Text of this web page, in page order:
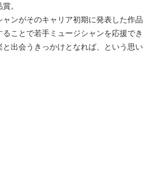
。
ンがそのキャリア初期に発表した作品
ことで若手ミュージシャンを応援でき
出会うきっかけとなれば、という思い